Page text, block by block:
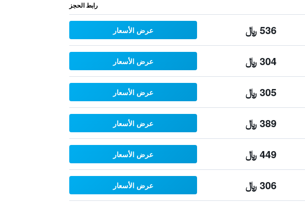
رابط الحجز
536 ﷼ عرض الأسعار
304 ﷼ عرض الأسعار
305 ﷼ عرض الأسعار
389 ﷼ عرض الأسعار
449 ﷼ عرض الأسعار
306 ﷼ عرض الأسعار